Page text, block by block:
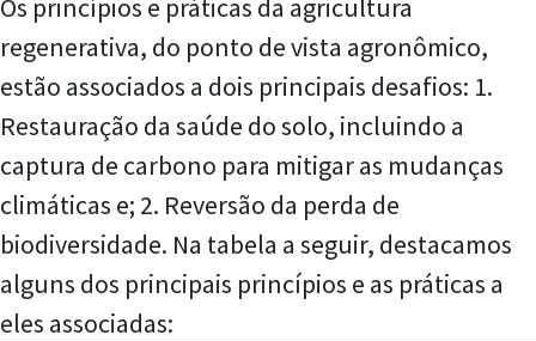
Os princípios e práticas da agricultura
regenerativa, do ponto de vista agronômico,
estão associados a dois principais desafios: 1.
Restauração da saúde do solo, incluindo a
captura de carbono para mitigar as mudanças
climáticas e; 2. Reversão da perda de
biodiversidade. Na tabela a seguir, destacamos
alguns dos principais princípios e as práticas a
eles associadas: